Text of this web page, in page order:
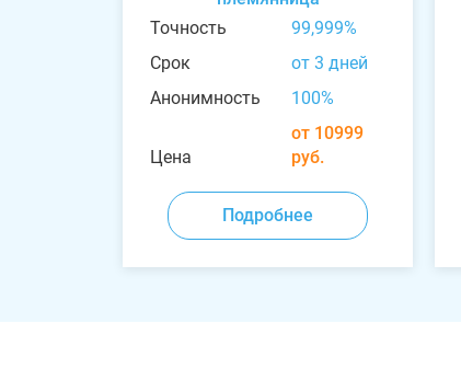
Точность
99,999%
Срок
от 3 дней
Анонимность
100%
Цена
от 10999
руб.
Подробнее